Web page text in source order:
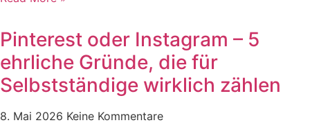
Pinterest oder Instagram – 5
ehrliche Gründe, die für
Selbstständige wirklich zählen
8. Mai 2026 Keine Kommentare